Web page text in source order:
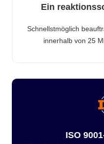
Ein
Schnellstmöglich
innerhalb von 25
ISO